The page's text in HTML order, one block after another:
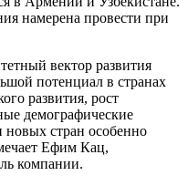
намерена провести при
вектор развития
потенциал в странах
развития, рост
демографические
новых стран особенно
Ефим Кац,
компании.